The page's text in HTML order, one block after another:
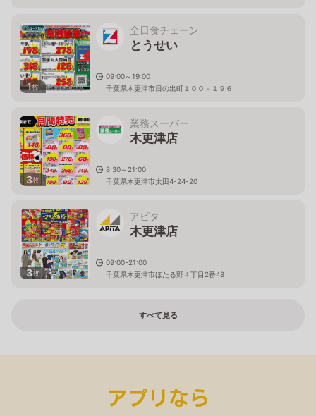
1枚
全日食チェーン
とうせい
09:00～19:00
千葉県木更津市日の出町１００－１９６
3枚
業務スーパー
木更津店
8:30～21:00
千葉県木更津市太田4-24-20
3枚
アピタ
木更津店
09:00-21:00
千葉県木更津市ほたる野４丁目2番48
すべて見る